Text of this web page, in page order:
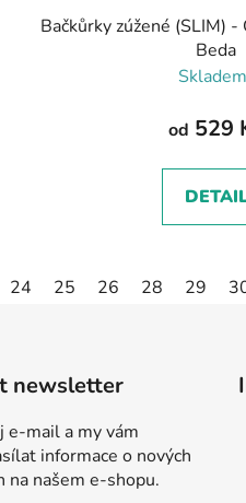
Bačkůrky zúžené (SLIM)
Beda
od 529
24 25 26 28 29
newsletter
e-mail a my vám
informace o nových
na našem e-shopu.